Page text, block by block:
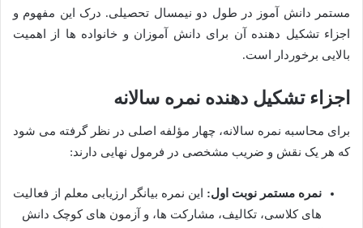
مستمر دانش آموز در طول دو نیمسال تحصیلی. درک این مفهوم و
اجزاء تشکیل دهنده آن برای دانش آموزان و خانواده ها از اهمیت
بالایی برخوردار است.
اجزاء تشکیل دهنده نمره سالانه
برای محاسبه نمره سالانه، چهار مؤلفه اصلی در نظر گرفته می شود
که هر یک نقش و ضریب مشخصی در فرمول نهایی دارند:
نمره مستمر نوبت اول: این نمره بیانگر ارزیابی معلم از فعالیت
های کلاسی، تکالیف، مشارکت ها، و آزمون های کوچک دانش